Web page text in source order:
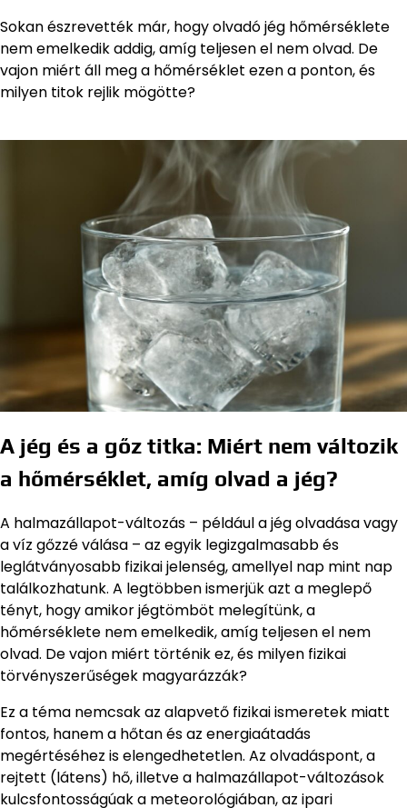
Sokan észrevették már, hogy olvadó jég hőmérséklete
nem emelkedik addig, amíg teljesen el nem olvad. De
vajon miért áll meg a hőmérséklet ezen a ponton, és
milyen titok rejlik mögötte?
A jég és a gőz titka: Miért nem változik
a hőmérséklet, amíg olvad a jég?
A halmazállapot-változás – például a jég olvadása vagy
a víz gőzzé válása – az egyik legizgalmasabb és
leglátványosabb fizikai jelenség, amellyel nap mint nap
találkozhatunk. A legtöbben ismerjük azt a meglepő
tényt, hogy amikor jégtömböt melegítünk, a
hőmérséklete nem emelkedik, amíg teljesen el nem
olvad. De vajon miért történik ez, és milyen fizikai
törvényszerűségek magyarázzák?
Ez a téma nemcsak az alapvető fizikai ismeretek miatt
fontos, hanem a hőtan és az energiaátadás
megértéséhez is elengedhetetlen. Az olvadáspont, a
rejtett (látens) hő, illetve a halmazállapot-változások
kulcsfontosságúak a meteorológiában, az ipari